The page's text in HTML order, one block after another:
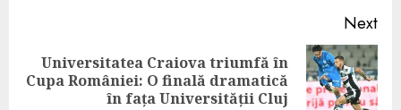
Next
Next
Universitatea Craiova triumfă în
Cupa României: O finală dramatică
în fața Universității Cluj